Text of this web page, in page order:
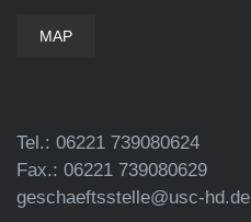
MAP
Tel.: 06221 739080624
Fax.: 06221 739080629
geschaeftsstelle@usc-hd.de